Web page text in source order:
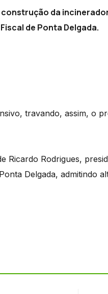
da
de Ponta Delgada.
travando, assim, o
Ricardo Rodrigues,
Delgada, admitindo